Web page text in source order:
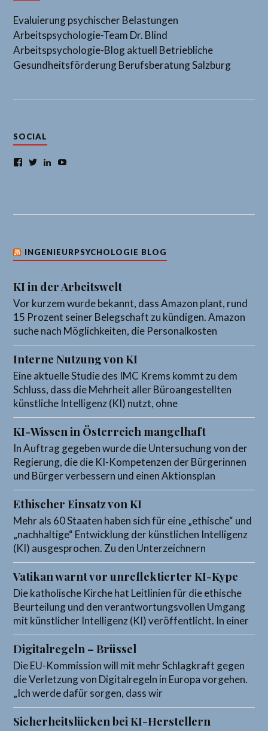
Evaluierung psychischer Belastungen
Arbeitspsychologie-Team Dr. Blind
Arbeitspsychologie-Blog aktuell Betriebliche
GesundheitsförderungBerufsberatung Salzburg
SOCIAL
Facebook
TwitterLinkedIn
YouTube
INGENIEURPSYCHOLOGIE BLOG
KI in der Arbeitswelt
Vor kurzem wurde bekannt, dass Amazon plant, rund
15 Prozent seiner Belegschaft zu kündigen. Amazon
suche nach Möglichkeiten, die Personalkosten
Interne Nutzung von KI
Eine aktuelle Studie des IMC Krems kommt zu dem
Schluss, dass die Mehrheit aller Büroangestellten
künstliche Intelligenz (KI) nutzt, ohne
KI-Wissen in Österreich mangelhaft
In Auftrag gegeben wurde die Untersuchung von der
Regierung, die die KI-Kompetenzen der Bürgerinnen
und Bürger verbessern und einen Aktionsplan
Ethischer Einsatz von KI
Mehr als 60 Staaten haben sich für eine „ethische“ und
„nachhaltige“ Entwicklung der künstlichen Intelligenz
(KI) ausgesprochen. Zu den Unterzeichnern
Vatikan warnt vor unreflektierter KI-Kype
Die katholische Kirche hat Leitlinien für die ethische
Beurteilung und den verantwortungsvollen Umgang
mit künstlicher Intelligenz (KI) veröffentlicht. In einer
Digitalregeln – Brüssel
Die EU-Kommission will mit mehr Schlagkraft gegen
die Verletzung von Digitalregeln in Europa vorgehen.
„Ich werde dafür sorgen, dass wir
Sicherheitslücken bei KI-Herstellern